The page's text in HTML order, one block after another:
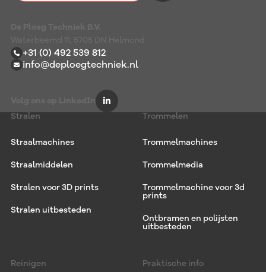
+31 (0) 492 539 812
info@deploegtechniek.nl
Stralen
Straalmachines
Straalmiddelen
Stralen voor 3D prints
Stralen uitbesteden
Trommelen
Trommelmachines
Trommelmedia
Trommelmachine voor 3d
prints
Ontbramen en polijsten
uitbesteden
Reinigen Praktische info